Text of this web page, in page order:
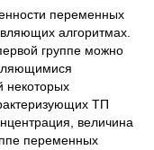
переменных
алгоритмах.
группе можно
некоторых
ТП
величина
переменных